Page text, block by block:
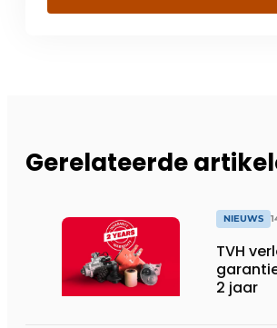
Gerelateerde
NIEUWS
TVH
2 jaar